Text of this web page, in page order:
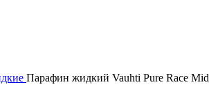
Парафин жидкий Vauhti Pure Race Mid